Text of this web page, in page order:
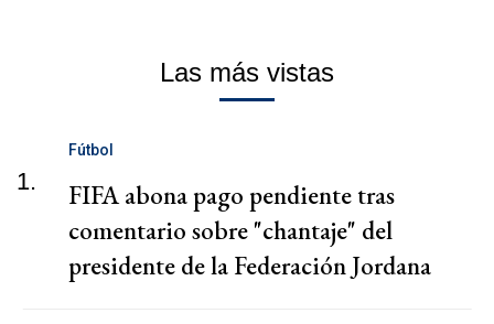
Las más vistas
1.
Fútbol
FIFA abona pago pendiente tras
comentario sobre "chantaje" del
presidente de la Federación Jordana